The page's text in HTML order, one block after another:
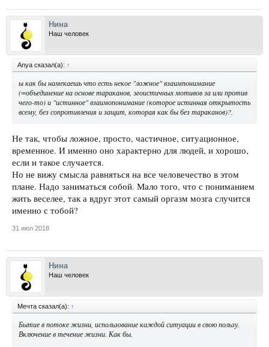
Нина
Наш человек
Anya сказал(а): ↑
ы как бы намекаешь что есть некое "ложное" взаимпонимание
(=объединение на основе тараканов, эгоистичных мотивов за или против
чего-то) и "истинное" взаимопонимание (которое истинная открытость
всему, без сопротивления и защит, которая как бы без тараканов)?.
Не так, чтобы ложное, просто, частичное, ситуационное,
временное. И именно оно характерно для людей, и хорошо,
если и такое случается.
Но не вижу смысла равняться на все человечество в этом
плане. Надо заниматься собой. Мало того, что с пониманием
жить веселее, так а вдруг этот самый оргазм мозга случится
именно с тобой?
31 июл 2018
Нина
Наш человек
Мечта сказал(а): ↑
Бытие в потоке жизни, использование каждой ситуации в свою пользу.
Включение в течение жизни. Как бы.